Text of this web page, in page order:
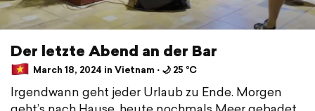
Der letzte Abend an der Bar
March 18, 2024 in Vietnam ⋅ 🌙 25 °C
Irgendwann geht jeder Urlaub zu Ende. Morgen